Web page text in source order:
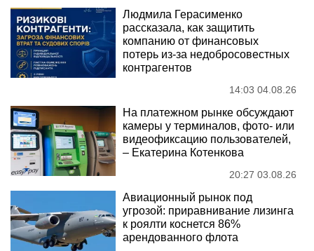
Людмила Герасименко
рассказала, как защитить
компанию от финансовых
потерь из-за недобросовестных
контрагентов
14:03 04.08.26
На платежном рынке обсуждают
камеры у терминалов, фото- или
видеофиксацию пользователей,
– Екатерина Котенкова
20:27 03.08.26
Авиационный рынок под
угрозой: приравнивание лизинга
к роялти коснется 86%
арендованного флота